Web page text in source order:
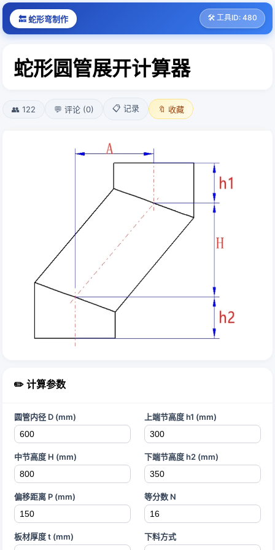
🔙 蛇形弯制作 🛠️ 工具ID: 480
蛇形圆管展开计算器
👥 122 💬 评论 (0) 📋 记录 🔖 收藏
✏️ 计算参数
圆管内径 D (mm) 上端节高度 h1 (mm)
中节高度 H (mm) 下端节高度 h2 (mm)
偏移距离 P (mm) 等分数 N
板材厚度 t (mm) 下料方式